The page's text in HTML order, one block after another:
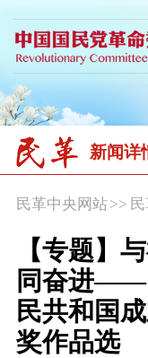
新闻详
民革中央网站>>
【专题】
同奋进——
民共和国
奖作品选